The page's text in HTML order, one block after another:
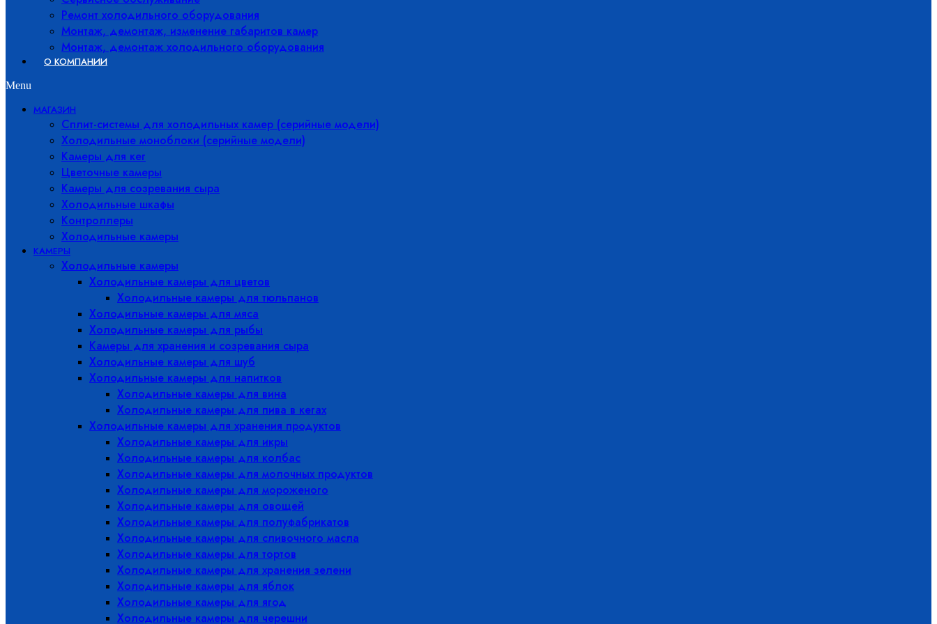
Ремонт холодильного оборудования
Монтаж, демонтаж, изменение габаритов камер
Монтаж, демонтаж холодильного оборудования
О КОМПАНИИ
Menu
МАГАЗИН
Сплит-системы для холодильных камер (серийные модели)
Холодильные моноблоки (серийные модели)
Камеры для кег
Цветочные камеры
Камеры для созревания сыра
Холодильные шкафы
Контроллеры
Холодильные камеры
КАМЕРЫ
Холодильные камеры
Холодильные камеры для цветов
Холодильные камеры для тюльпанов
Холодильные камеры для мяса
Холодильные камеры для рыбы
Камеры для хранения и созревания сыра
Холодильные камеры для шуб
Холодильные камеры для напитков
Холодильные камеры для вина
Холодильные камеры для пива в кегах
Холодильные камеры для хранения продуктов
Холодильные камеры для икры
Холодильные камеры для колбас
Холодильные камеры для молочных продуктов
Холодильные камеры для мороженого
Холодильные камеры для овощей
Холодильные камеры для полуфабрикатов
Холодильные камеры для сливочного масла
Холодильные камеры для тортов
Холодильные камеры для хранения зелени
Холодильные камеры для яблок
Холодильные камеры для ягод
Холодильные камеры для черешни